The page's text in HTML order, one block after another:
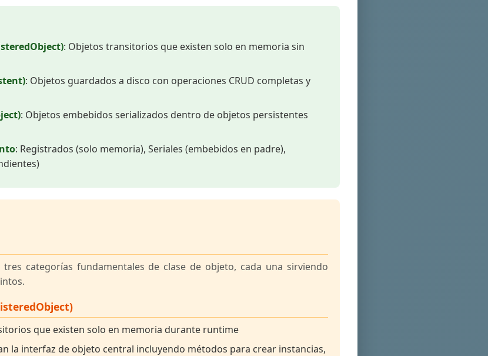
: Objetos transitorios que existen solo en memoria sin
: Objetos guardados a disco con operaciones CRUD completas y
: Objetos embebidos serializados dentro de objetos persistentes
: Registrados (solo memoria), Seriales (embebidos en padre),
categorías fundamentales de clase de objeto, cada una sirviendo
que existen solo en memoria durante runtime
la interfaz de objeto central incluyendo métodos para crear instancias,